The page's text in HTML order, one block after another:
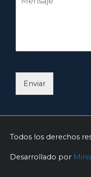
Enviar
Todos los derechos
Desarrollado por